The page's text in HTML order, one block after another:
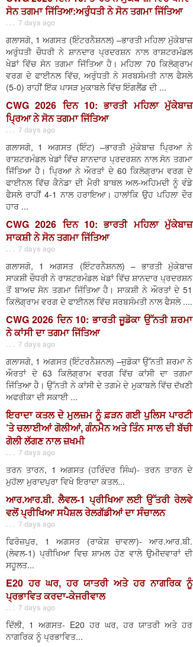
ਸੋਨ ਤਗਮਾ ਜਿੱਤਿਆ:ਅਰੁੰਧਤੀ ਨੇ ਸੋਨ ਤਗਮਾ ਜਿੱਤਿਆ
. . . 7 days ago
ਗਲਾਸਗੋ, 1 ਅਗਸਤ (ਇੰਟਰਨੈਸ਼ਨਲ) –ਭਾਰਤੀ ਮਹਿਲਾ ਮੁੱਕੇਬਾਜ਼
ਅਰੁੰਧਤੀ ਚੌਧਰੀ ਨੇ ਸ਼ਾਨਦਾਰ ਪ੍ਰਦਰਸ਼ਨ ਨਾਲ ਰਾਸ਼ਟਰਮੰਡਲ
ਖੇਡਾਂ ਵਿੱਚ ਸੋਨ ਤਗਮਾ ਜਿੱਤਿਆ ਹੈ। ਮਹਿਲਾ 70 ਕਿਲੋਗ੍ਰਾਮ
ਵਰਗ ਦੇ ਫਾਈਨਲ ਵਿੱਚ, ਅਰੁੰਧਤੀ ਨੇ ਸਰਬਸੰਮਤੀ ਨਾਲ ਫੈਸਲੇ
(5-0) ਰਾਹੀਂ ਇੱਕ ਪਾਸੜ ਮੁਕਾਬਲੇ ਵਿੱਚ ਇੰਗਲੈਂਡ ਦੀ ...
CWG 2026 ਦਿਨ 10: ਭਾਰਤੀ ਮਹਿਲਾ ਮੁੱਕੇਬਾਜ਼
ਪ੍ਰਿਆ ਨੇ ਸੋਨ ਤਗਮਾ ਜਿੱਤਿਆ
. . . 7 days ago
ਗਲਾਸਗੋ, 1 ਅਗਸਤ (ਇੰਟ) –ਭਾਰਤੀ ਮੁੱਕੇਬਾਜ਼ ਪ੍ਰਿਆ ਨੇ
ਰਾਸ਼ਟਰਮੰਡਲ ਖੇਡਾਂ ਵਿੱਚ ਸ਼ਾਨਦਾਰ ਪ੍ਰਦਰਸ਼ਨ ਨਾਲ ਸੋਨ ਤਗਮਾ
ਜਿੱਤਿਆ ਹੈ। ਪ੍ਰਿਆ ਨੇ ਔਰਤਾਂ ਦੇ 60 ਕਿਲੋਗ੍ਰਾਮ ਵਰਗ ਦੇ
ਫਾਈਨਲ ਵਿੱਚ ਕੈਨੇਡਾ ਦੀ ਮੈਰੀ ਬਾਥਲ ਅਲ-ਅਹਿਮਦੀ ਨੂੰ ਵੰਡੇ
ਫੈਸਲੇ ਰਾਹੀਂ 4-1 ਨਾਲ ਹਰਾਇਆ। ਹਾਲਾਂਕਿ ਉਹ ਪਹਿਲਾ ਦੌਰ
ਹਾਰ ...
CWG 2026 ਦਿਨ 10: ਭਾਰਤੀ ਮਹਿਲਾ ਮੁੱਕੇਬਾਜ਼
ਸਾਕਸ਼ੀ ਨੇ ਸੋਨ ਤਗਮਾ ਜਿੱਤਿਆ
. . . 7 days ago
ਗਲਾਸਗੋ, 1 ਅਗਸਤ (ਇੰਟਰਨੈਸ਼ਨਲ) – ਭਾਰਤੀ ਮੁੱਕੇਬਾਜ਼
ਸਾਕਸ਼ੀ ਚੌਧਰੀ ਨੇ ਰਾਸ਼ਟਰਮੰਡਲ ਖੇਡਾਂ ਵਿੱਚ ਸ਼ਾਨਦਾਰ ਪ੍ਰਦਰਸ਼ਨ
ਤੋਂ ਬਾਅਦ ਸੋਨ ਤਗਮਾ ਜਿੱਤਿਆ ਹੈ। ਸਾਕਸ਼ੀ ਨੇ ਔਰਤਾਂ ਦੇ 51
ਕਿਲੋਗ੍ਰਾਮ ਵਰਗ ਦੇ ਫਾਈਨਲ ਵਿੱਚ ਸਰਬਸੰਮਤੀ ਨਾਲ ਫੈਸਲੇ ....
CWG 2026 ਦਿਨ 10: ਭਾਰਤੀ ਜੂਡੋਕਾ ਉੱਨਤੀ ਸ਼ਰਮਾ
ਨੇ ਕਾਂਸੀ ਦਾ ਤਗਮਾ ਜਿੱਤਿਆ
. . . 7 days ago
ਗਲਾਸਗੋ, 1 ਅਗਸਤ (ਇੰਟਰਨੈਸ਼ਨਲ) –ਜੁਡੋਕਾ ਉੱਨਤੀ ਸ਼ਰਮਾ ਨੇ
ਔਰਤਾਂ ਦੇ 63 ਕਿਲੋਗ੍ਰਾਮ ਵਰਗ ਵਿੱਚ ਕਾਂਸੀ ਦਾ ਤਗਮਾ
ਜਿੱਤਿਆ ਹੈ। ਉੱਨਤੀ ਨੇ ਕਾਂਸੀ ਦੇ ਤਗਮੇ ਦੇ ਮੁਕਾਬਲੇ ਵਿੱਚ ਦੱਖਣੀ
ਅਫਰੀਕਾ ਦੀ ਸਕਾਈ ...
ਇਰਾਦਾ ਕਤਲ ਦੇ ਮੁਲਜ਼ਮ ਨੂੰ ਫ਼ੜਨ ਗਈ ਪੁਲਿਸ ਪਾਰਟੀ
’ਤੇ ਚਲਾਈਆਂ ਗੋਲੀਆਂ, ਗੰਨਮੈਨ ਅਤੇ ਤਿੰਨ ਸਾਲ ਦੀ ਬੱਚੀ
ਗੋਲੀ ਲੱਗਣ ਨਾਲ ਜ਼ਖਮੀ
. . . 7 days ago
ਤਰਨ ਤਾਰਨ, 1 ਅਗਸਤ (ਹਰਿੰਦਰ ਸਿੰਘ)- ਤਰਨ ਤਾਰਨ ਦੇ
ਮੁਹੱਲਾ ਮੁਰਾਦਪੁਰਾ ਵਿਖੇ ਇਰਾਦਾ ਕਤਲ...
ਆਰ.ਆਰ.ਬੀ. ਲੈਵਲ-1 ਪ੍ਰੀਖਿਆ ਲਈ ਉੱਤਰੀ ਰੇਲਵੇ
ਵਲੋਂ ਪ੍ਰੀਖਿਆ ਸਪੈਸ਼ਲ ਰੇਲਗੱਡੀਆਂ ਦਾ ਸੰਚਾਲਨ
. . . 7 days ago
ਫਿਰੋਜ਼ਪੁਰ, 1 ਅਗਸਤ (ਰਾਕੇਸ਼ ਚਾਵਲਾ)- ਆਰ.ਆਰ.ਬੀ.
(ਲੇਵਲ-1) ਪ੍ਰੀਖਿਆ ਵਿਚ ਸ਼ਾਮਲ ਹੋਣ ਵਾਲੇ ਉਮੀਦਵਾਰਾਂ ਦੀ
ਸਹੂਲਤ...
E20 ਹਰ ਘਰ, ਹਰ ਯਾਤਰੀ ਅਤੇ ਹਰ ਨਾਗਰਿਕ ਨੂੰ
ਪ੍ਰਭਾਵਿਤ ਕਰਦਾ-ਕੇਜਰੀਵਾਲ
. . . 7 days ago
ਦਿੱਲੀ, 1 ਅਗਸਤ- E20 ਹਰ ਘਰ, ਹਰ ਯਾਤਰੀ ਅਤੇ ਹਰ
ਨਾਗਰਿਕ ਨੂੰ ਪ੍ਰਭਾਵਿਤ...